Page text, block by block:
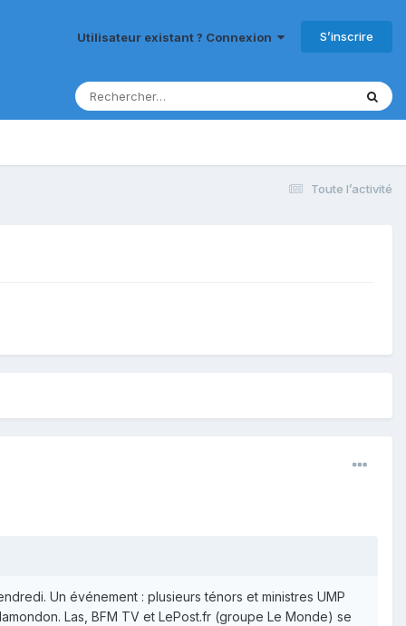
Utilisateur existant ? Connexion S’inscrire
Toute l’activité
Un événement : plusieurs ténors et ministres UMP
Las, BFM TV et LePost.fr (groupe Le Monde) se